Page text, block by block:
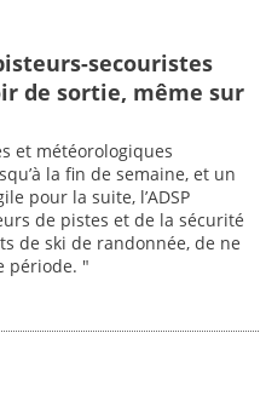
secouristes
de sortie, même sur
et météorologiques
la fin de semaine, et un
pour la suite, l’ADSP
de pistes et de la sécurité
de ski de randonnée, de ne
période. "